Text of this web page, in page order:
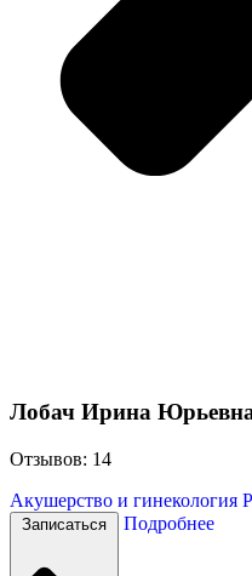
Лобач Ирина
Отзывов: 14
Акушерство и гинекология
Записаться Подробнее